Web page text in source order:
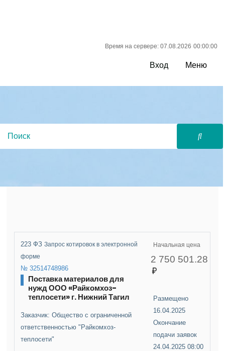
Время на сервере: 07.08.2026 00:00:00
Вход Меню
223 ФЗЗапрос котировок в электронной
форме
№ 32514748986
Поставка материалов для
нужд ООО «Райкомхоз-
теплосети» г. Нижний Тагил
Заказчик: Общество с ограниченной
ответственностью "Райкомхоз-
теплосети"
Начальная цена
2 750 501.28
Размещено
16.04.2025
Окончание
подачи заявок
24.04.2025 08:00